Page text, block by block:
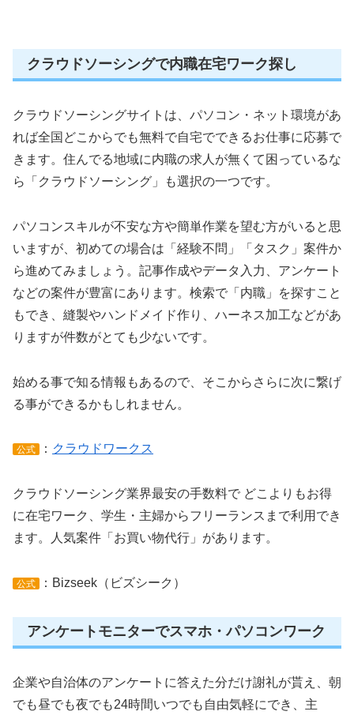
クラウドソーシングで内職在宅ワーク探し
クラウドソーシングサイトは、パソコン・ネット環境があ
れば全国どこからでも無料で自宅でできるお仕事に応募で
きます。住んでる地域に内職の求人が無くて困っているな
ら「クラウドソーシング」も選択の一つです。
パソコンスキルが不安な方や簡単作業を望む方がいると思
いますが、初めての場合は「経験不問」「タスク」案件か
ら進めてみましょう。記事作成やデータ入力、アンケート
などの案件が豊富にあります。検索で「内職」を探すこと
もでき、縫製やハンドメイド作り、ハーネス加工などがあ
りますが件数がとても少ないです。
始める事で知る情報もあるので、そこからさらに次に繋げ
る事ができるかもしれません。
公式 ： クラウドワークス
クラウドソーシング業界最安の手数料で どこよりもお得
に在宅ワーク、学生・主婦からフリーランスまで利用でき
ます。人気案件「お買い物代行」があります。
公式 ：Bizseek（ビズシーク）
アンケートモニターでスマホ・パソコンワーク
企業や自治体のアンケートに答えた分だけ謝礼が貰え、朝
でも昼でも夜でも24時間いつでも自由気軽にでき、主